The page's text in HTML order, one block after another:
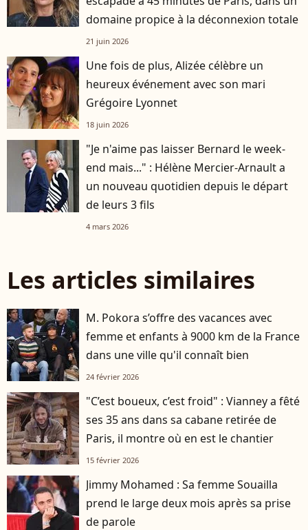
domaine propice à la déconnexion totale
21 juin 2026
Une fois de plus, Alizée célèbre un
heureux événement avec son mari
Grégoire Lyonnet
18 juin 2026
"Je n'aime pas laisser Bernard le week-
end mais..." : Hélène Mercier-Arnault a
un nouveau quotidien depuis le départ
de leurs 3 fils
4 mars 2026
Les articles similaires
M. Pokora s’offre des vacances avec
femme et enfants à 9000 km de la France
dans une ville qu'il connaît bien
24 février 2026
"C’est boueux, c’est froid" : Vianney a fêté
ses 35 ans dans sa cabane retirée de
Paris, il montre où en est le chantier
15 février 2026
Jimmy Mohamed : Sa femme Souailla
prend le large deux mois après sa prise
de parole